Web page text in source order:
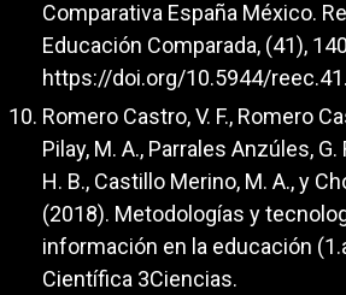
Comparativa España México.
Educación Comparada, (41),
https://doi.org/10.5944/
Romero Castro, V. F., Romero
Pilay, M. A., Parrales Anzúles, G.
H. B., Castillo Merino, M. A., y
(2018). Metodologías y
información en la educación
Científica 3Ciencias.